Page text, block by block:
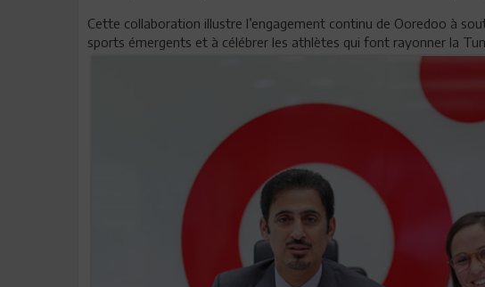
Cette collaboration illustre l’engagement continu de Ooredoo à
sports émergents et à célébrer les athlètes qui font rayonner la